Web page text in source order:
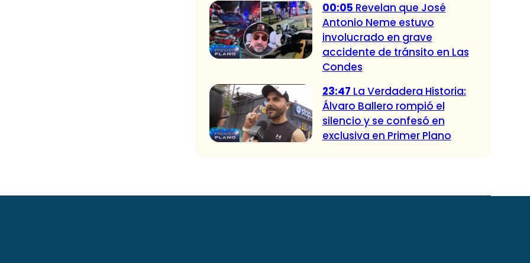
00:05 Revelan que José
Antonio Neme estuvo
involucrado en grave
accidente de tránsito en Las
Condes
23:47 La Verdadera Historia:
Álvaro Ballero rompió el
silencio y se confesó en
exclusiva en Primer Plano